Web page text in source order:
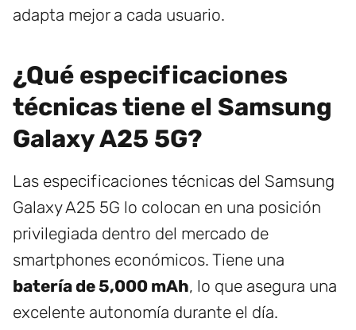
adapta mejor a cada usuario.
¿Qué especificaciones
técnicas tiene el Samsung
Galaxy A25 5G?
Las especificaciones técnicas del Samsung
Galaxy A25 5G lo colocan en una posición
privilegiada dentro del mercado de
smartphones económicos. Tiene una
batería de 5,000 mAh, lo que asegura una
excelente autonomía durante el día.